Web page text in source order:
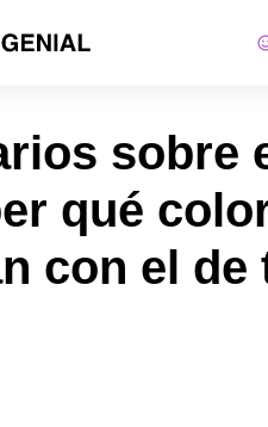
sobre
qué
con el de